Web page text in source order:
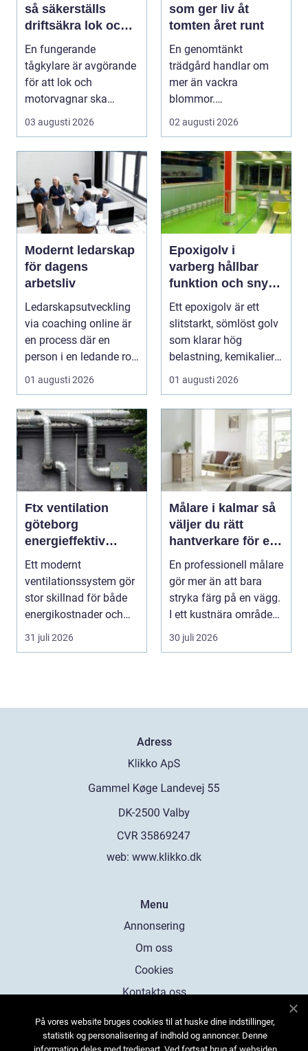
så säkerställs
driftsäkra lok och
tågsystem
En fungerande
tågkylare är avgörande
för att lok och
motorvagnar ska
kunna leverera pålitlig
drift d...
03 augusti 2026
som ger liv åt
tomten året runt
En genomtänkt
trädgård handlar om
mer än vackra
blommor.
trädgårdsdesign
förenar funktion, form
och ...
02 augusti 2026
Modernt ledarskap
för dagens
arbetsliv
Ledarskapsutveckling
via coaching online är
en process där en
person i en ledande roll
f&a...
01 augusti 2026
Epoxigolv i
varberg hållbar
funktion och snygg
design i samma
lösning
Ett epoxigolv är ett
slitstarkt, sömlöst golv
som klarar hög
belastning, kemikalier
och väta utan at...
01 augusti 2026
Ftx ventilation
göteborg
energieffektiv
lösning för ett
bättre
inomhusklimat
Ett modernt
ventilationssystem gör
stor skillnad för både
energikostnader och
välmående. I en stad
s...
31 juli 2026
Målare i kalmar så
väljer du rätt
hantverkare för ett
hållbart resultat
En professionell målare
gör mer än att bara
stryka färg på en vägg.
I ett kustnära område
som Kalmar...
30 juli 2026
Adress
web: www.klikko.dk
Menu
Annonsering
Om oss
Cookies
Kontakta oss
På vores website bruges cookies til at huske dine indstillinger,
statistik og personalisering af indhold og annoncer. Denne